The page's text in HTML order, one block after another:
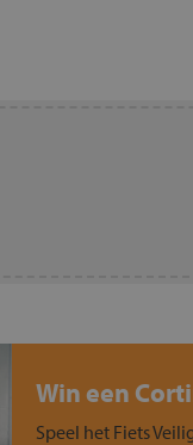
Win een
Speel het Fiets